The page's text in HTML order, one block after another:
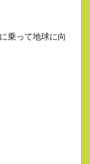
乗って地球に向